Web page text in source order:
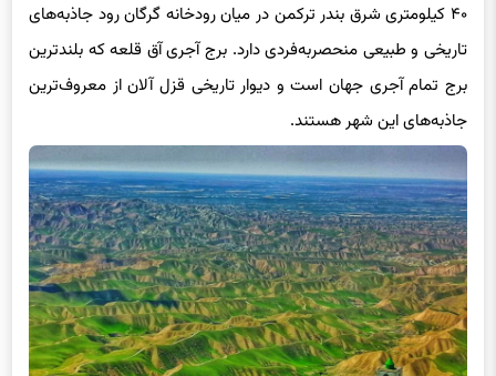
۴۰ کیلومتری شرق بندر ترکمن در میان رودخانه گرگان رود جاذبه‌های
تاریخی و طبیعی منحصربه‌فردی دارد. برج آجری آق قلعه که بلندترین
برج تمام آجری جهان است و دیوار تاریخی قزل آلان از معروف‌ترین
جاذبه‌های این شهر هستند.